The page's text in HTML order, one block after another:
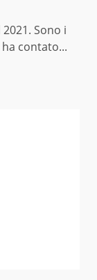
Sono i
contato...